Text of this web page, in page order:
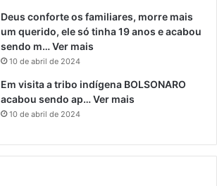
Deus conforte os familiares, morre mais
um querido, ele só tinha 19 anos e acabou
sendo m… Ver mais
10 de abril de 2024
Em visita a tribo indígena BOLSONARO
acabou sendo ap… Ver mais
10 de abril de 2024